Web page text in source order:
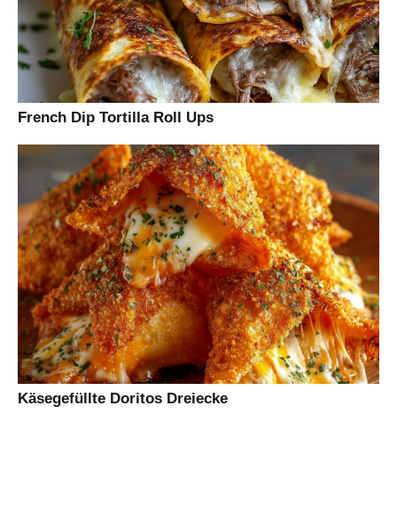
French Dip Tortilla Roll Ups
Käsegefüllte Doritos Dreiecke